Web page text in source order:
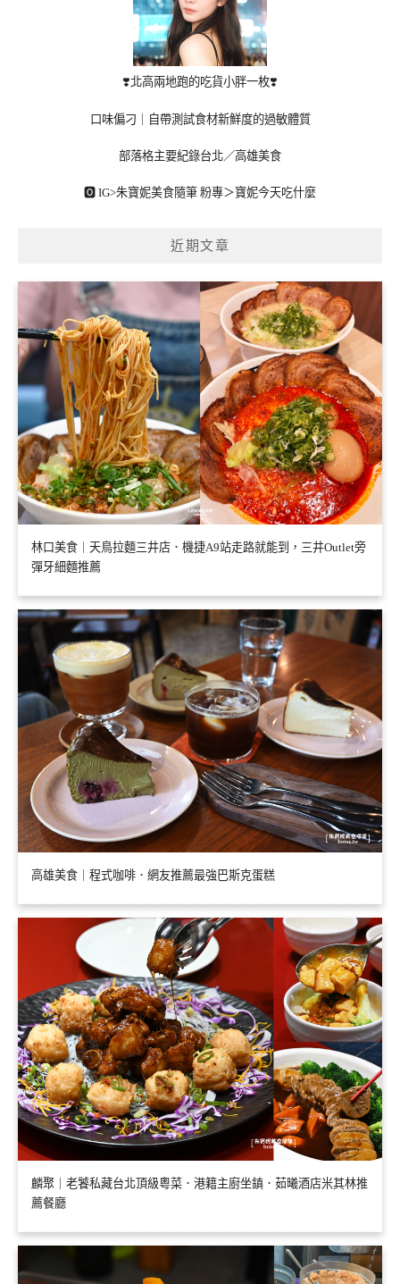
❣️北高兩地跑的吃貨小胖一枚❣️
口味偏刁｜自帶測試食材新鮮度的過敏體質
部落格主要紀錄台北／高雄美食
🅾 IG>朱寶妮美食隨筆 粉專＞寶妮今天吃什麼
近期文章
林口美食｜天鳥拉麵三井店．機捷A9站走路就能到，三井Outlet旁
彈牙細麵推薦
高雄美食｜程式咖啡．網友推薦最強巴斯克蛋糕
麟聚｜老饕私藏台北頂級粵菜．港籍主廚坐鎮．茹曦酒店米其林推
薦餐廳